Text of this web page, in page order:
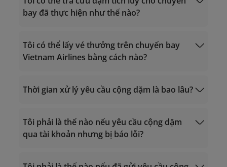
Giờ hoạt động 24/7
Gọi từ nước ngoài về Việt Nam: +84 24
38320320
Email:
(dành cho hội viên Triệu Dặm, Bạch
Kim, Vàng)
(dành cho hội viên Titan, Bạc, Đăng ký)
tiêu chí xét hạng
Mua dặm
nâng hạng thẻ từ đối tác
Phiên ngang hạng thẻ
bay đã thực hiện như thế nào?
Tính dặm bay
Tôi có thể lấy vé thưởng trên chuyến bay
Vietnam Airlines bằng cách nào?
Thời gian xử lý yêu cầu cộng dặm là bao lâu?
Tôi phải là thế nào nếu yêu cầu cộng dặm
qua tài khoản nhưng bị báo lỗi?